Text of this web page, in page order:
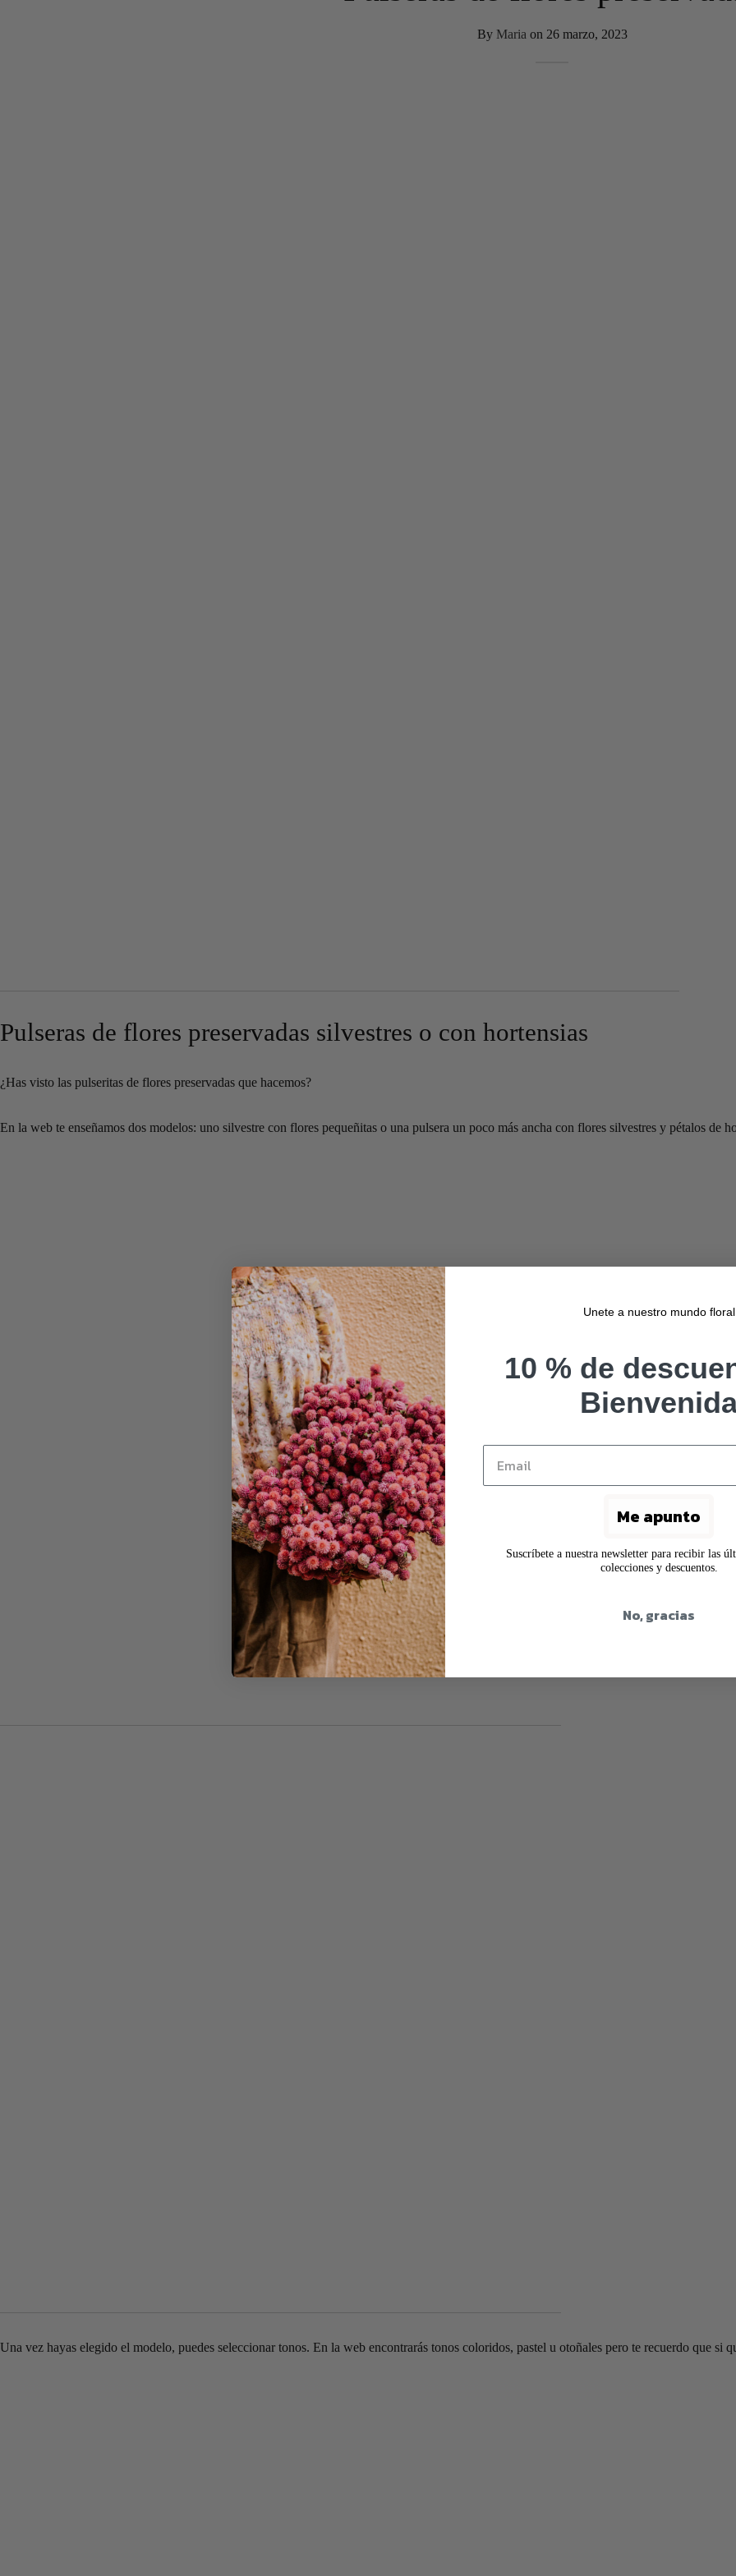
By Maria on 26 marzo, 2023
Pulseras de flores preservadas silvestres o con hortensias
¿Has visto las pulseritas de flores preservadas que hacemos?
En la web te enseñamos dos modelos: uno silvestre con flores pequeñitas o una pulsera un poco más ancha con flores silvestres y pétalos de
Una vez hayas elegido el modelo, puedes seleccionar tonos. En la web encontrarás tonos coloridos, pastel u otoñales pero te recuerdo que si
Unete a nuestro mundo floral
10 % de
Me apunto
Suscríbete a nuestra newsletter para recibir las
colecciones y descuentos.
No, gracias